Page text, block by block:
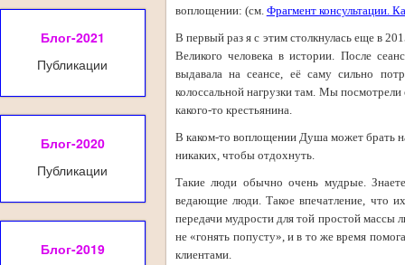
Блог-2021
Публикации
Блог-2020
Публикации
Блог-2019
воплощении: (см. Фрагмент консультации.
В первый раз я с этим столкнулась еще в
Великого человека в истории. После
выдавала на сеансе, её саму сильно
колоссальной нагрузки там. Мы
какого-то крестьянина.
В каком-то воплощении Душа может брать
никаких, чтобы отдохнуть.
Такие люди обычно очень мудрые.
ведающие люди. Такое впечатление, что
передачи мудрости для той простой массы
не «гонять попусту», и в то же время
клиентами.